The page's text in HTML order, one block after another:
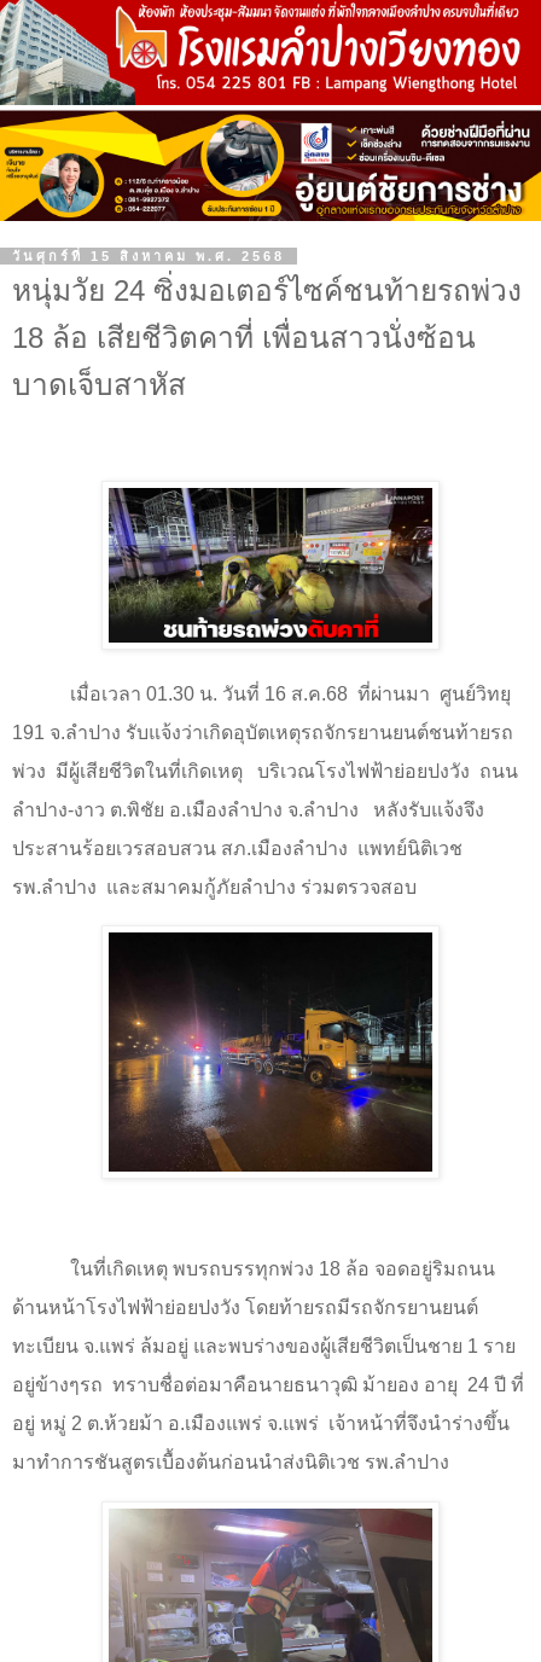
วันศุกร์ที่ 15 สิงหาคม พ.ศ. 2568
หนุ่มวัย 24 ซิ่งมอเตอร์ไซค์ชนท้ายรถพ่วง
18 ล้อ เสียชีวิตคาที่ เพื่อนสาวนั่งซ้อน
บาดเจ็บสาหัส
เมื่อเวลา 01.30 น. วันที่ 16 ส.ค.68 ที่ผ่านมา ศูนย์วิทยุ
191 จ.ลำปาง รับแจ้งว่าเกิดอุบัตเหตุรถจักรยานยนต์ชนท้ายรถ
พ่วง มีผู้เสียชีวิตในที่เกิดเหตุ บริเวณโรงไฟฟ้าย่อยปงวัง ถนน
ลำปาง-งาว ต.พิชัย อ.เมืองลำปาง จ.ลำปาง
หลังรับแจ้งจึง
ประสานร้อยเวรสอบสวน สภ.เมืองลำปาง แพทย์นิติเวช
รพ.ลำปาง และสมาคมกู้ภัยลำปาง ร่วมตรวจสอบ
ในที่เกิดเหตุ พบรถบรรทุกพ่วง 18 ล้อ จอดอยู่ริมถนน
ด้านหน้าโรงไฟฟ้าย่อยปงวัง โดยท้ายรถมีรถจักรยานยนต์
ทะเบียน จ.แพร่ ล้มอยู่ และพบร่างของผู้เสียชีวิตเป็นชาย 1 ราย
อยู่ข้างๆรถ ทราบชื่อต่อมาคือนายธนาวุฒิ ม้ายอง อายุ 24 ปี ที่
อยู่ หมู่ 2 ต.ห้วยม้า อ.เมืองแพร่ จ.แพร่ เจ้าหน้าที่จึงนำร่างขึ้น
มาทำการชันสูตรเบื้องต้นก่อนนำส่งนิติเวช รพ.ลำปาง